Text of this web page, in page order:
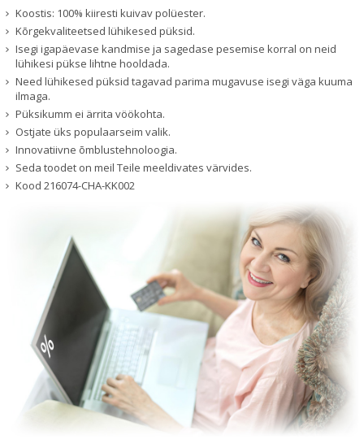
Koostis: 100% kiiresti kuivav polüester.
Kõrgekvaliteetsed lühikesed püksid.
Isegi igapäevase kandmise ja sagedase pesemise korral on neid
lühikesi pükse lihtne hooldada.
Need lühikesed püksid tagavad parima mugavuse isegi väga kuuma
ilmaga.
Püksikumm ei ärrita vöökohta.
Ostjate üks populaarseim valik.
Innovatiivne õmblustehnoloogia.
Seda toodet on meil Teile meeldivates värvides.
Kood 216074-CHA-KK002